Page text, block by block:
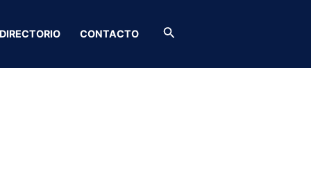
DIRECTORIO CONTACTO Buscar